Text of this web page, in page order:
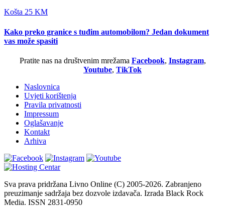
Košta 25 KM
Kako preko granice s tuđim automobilom? Jedan dokument
vas može spasiti
Pratite nas na društvenim mrežama Facebook, Instagram,
Youtube, TikTok
Naslovnica
Uvjeti korištenja
Pravila privatnosti
Impressum
Oglašavanje
Kontakt
Arhiva
Sva prava pridržana Livno Online (C) 2005-2026. Zabranjeno
preuzimanje sadržaja bez dozvole izdavača. Izrada Black Rock
Media. ISSN 2831-0950